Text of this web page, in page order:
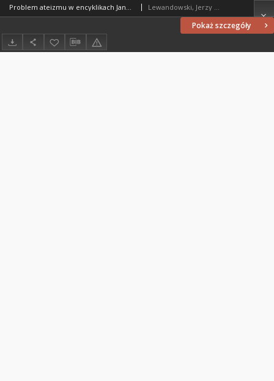
Pokaż szczegóły
Problem ateizmu w encyklikach Jana Pawła II Lewandowski, Jerzy (1949- )